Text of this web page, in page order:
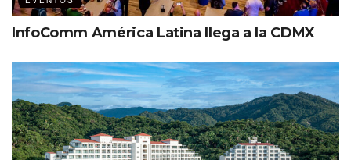
Ibtm Americas es un evento organizado por RX, líder
sectores industriales de 25 países. Anualmente organiza
350 eventos.
InfoComm América Latina llega a la CDMX